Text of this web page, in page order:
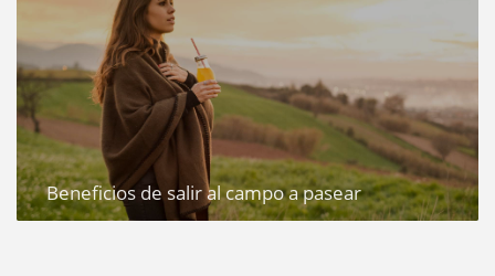
Beneficios de salir al campo a pasear